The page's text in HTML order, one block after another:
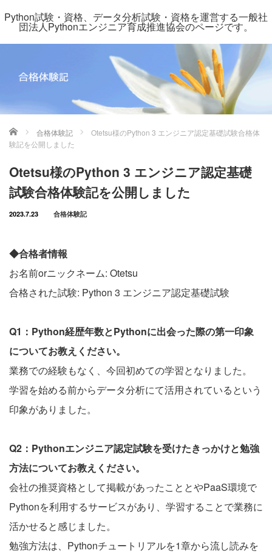
Python試験・資格、データ分析試験・資格を運営する一般社
団法人Pythonエンジニア育成推進協会のページです。
ホーム 合格体験記
Otetsu様のPython 3 エンジニア認定基礎試験合格体
験記を公開しました
Otetsu様のPython 3 エンジニア認定基礎
試験合格体験記を公開しました
2023.7.23 合格体験記
◆合格者情報
お名前orニックネーム: Otetsu
合格された試験: Python 3 エンジニア認定基礎試験
Q1：Python経歴年数とPythonに出会った際の第一印象
についてお教えください。
業務での経験もなく、今回初めての学習となりました。
学習を始める前からデータ分析にて活用されているという
印象がありました。
Q2：Pythonエンジニア認定試験を受けたきっかけと勉強
方法についてお教えください。
会社の推奨資格として掲載があったこととやPaaS環境で
Pythonを利用するサービスがあり、学習することで業務に
活かせると感じました。
勉強方法は、Pythonチュートリアルを1章から流し読みを